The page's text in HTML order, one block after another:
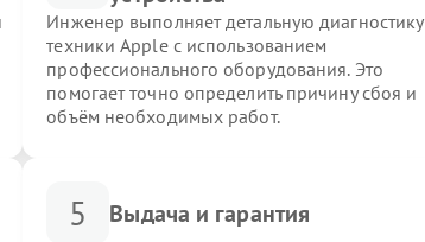
Инженер выполняет детальную диагностику
техники Apple с использованием
профессионального оборудования. Это
помогает точно определить причину сбоя и
объём необходимых работ.
5 Выдача и гарантия